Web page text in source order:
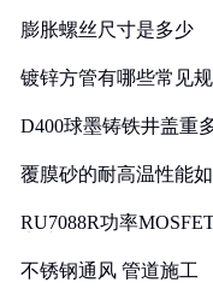
膨胀螺丝尺寸是多少
镀锌方管有哪些常见
D400球墨铸铁井盖重
覆膜砂的耐高温性能
RU7088R功率
不锈钢通风 管道施工